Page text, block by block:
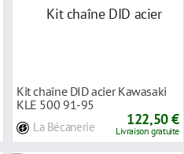
Kit chaîne DID acier Kawasaki
KLE 500 91-95
La Bécanerie 122,50 €
Livraison gratuite